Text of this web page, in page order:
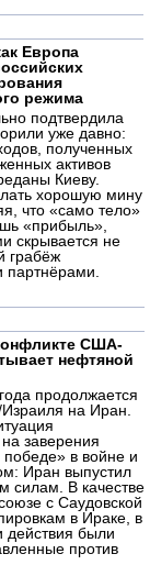
Европа
режима
подтвердила
уже давно:
полученных
активов
Киеву.
хорошую мину
что «само тело»
«прибыль»,
скрывается не
грабёж
партнёрами.
США-
нефтяной
продолжается
на Иран.
заверения
в войне и
Иран выпустил
силам. В качестве
с Саудовской
в Ираке, в
действия были
против